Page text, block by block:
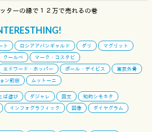
ターの縁で１２万で売れるの巻
ト ロシアアバンギャルド ダリ
マグリット
クールベ
マーク・コスタビ
エドワード・ホッパー ポール・デイビス
宮武外骨
ン前田 ムットーニ
ば遊び ダジャレ 回文
知的シモネタ
インフォグラフィック 図像
ダイヤグラム